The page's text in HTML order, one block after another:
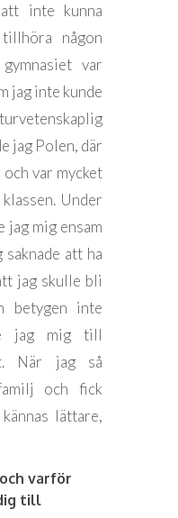
inte kunna
någon
var
jag inte kunde
jag Polen, där
och var mycket
Under
jag mig ensam
att ha
jag skulle bli
betygen inte
jag mig till
När jag så
och fick
lättare,
varför
till